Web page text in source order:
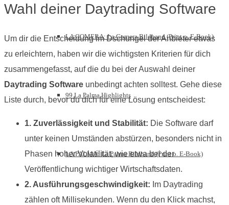
LA GOMERA: La Gomera Bildband (Print o. E-Book)
99 La Palma Highlights
LA PALMA: La Palma Bildband (Print o. E-Book)
Wahl deiner Daytrading Software
Um dir die Entscheidung im Dschungel der Anbieter etwas
zu erleichtern, haben wir die wichtigsten Kriterien für dich
zusammengefasst, auf die du bei der Auswahl deiner
Daytrading Software unbedingt achten solltest. Gehe diese
Liste durch, bevor du dich für eine Lösung entscheidest:
1. Zuverlässigkeit und Stabilität: Die Software darf
unter keinen Umständen abstürzen, besonders nicht in
Phasen hoher Volatilität, wie etwa bei der
Veröffentlichung wichtiger Wirtschaftsdaten.
2. Ausführungsgeschwindigkeit: Im Daytrading
zählen oft Millisekunden. Wenn du den Klick machst,